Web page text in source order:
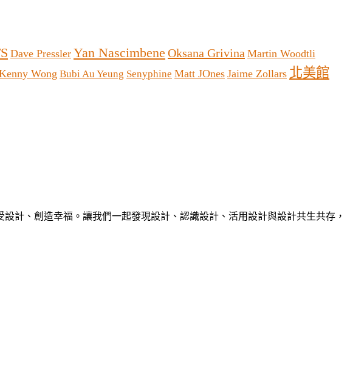
Dave Pressler Yan Nascimbene Oksana Grivina Martin Woodtli
Wong Bubi Au Yeung Senyphine Matt JOnes Jaime Zollars 北美館
計、創造幸福。讓我們一起發現設計、認識設計、活用設計與設計共生共存，